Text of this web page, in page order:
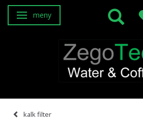
Ändra navigering
meny
kalk filter